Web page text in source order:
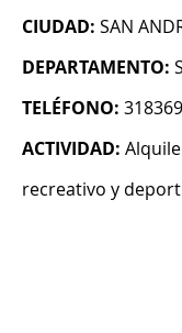
CIUDAD: SAN
DEPARTAMENTO:
TELÉFONO:
ACTIVIDAD:
recreativo y